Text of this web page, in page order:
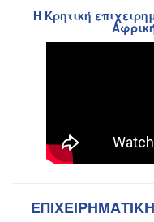
Η Κρητική